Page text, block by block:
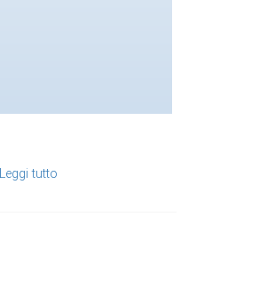
Leggi tutto